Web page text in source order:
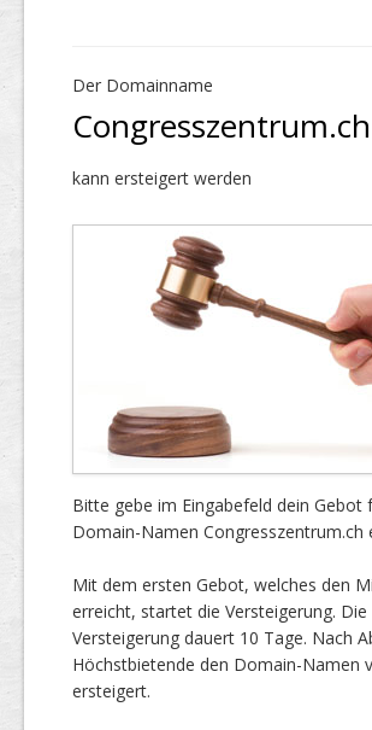
Der Domainname
Congresszentrum.ch
kann ersteigert werden
Bitte gebe im Eingabefeld dein Gebot
Domain-Namen Congresszentrum.ch
Mit dem ersten Gebot, welches den
erreicht, startet die Versteigerung. Die
Versteigerung dauert 10 Tage. Nach
Höchstbietende den Domain-Namen
ersteigert.